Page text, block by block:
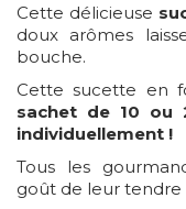
Cette délicieuse
doux arômes
bouche.
Cette sucette en
sachet de 10
individuellement !
Tous les
goût de leur tendre